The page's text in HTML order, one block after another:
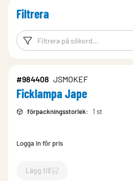
Filtrera
Filtreringsord
#984408 JSMOKEF
Ficklampa Jape
förpackningsstorlek: 1 st
Logga in för pris
Lägg till
`$Lägg till